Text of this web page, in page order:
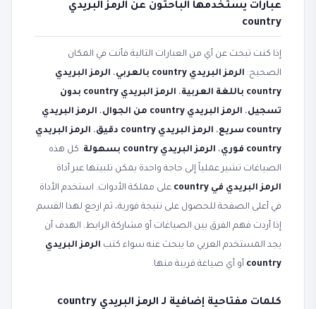
عبارات يستخدمها الباحثون عن الرمز البريدي
country
إذا كنت تبحث عن أي من العبارات التالية فأنت في المكان
الصحيح: الرمز البريدي country بالعربي ، الرمز البريدي
country باللغة العربية
،
الرمز البريدي country بدون
تسجيل، الرمز البريدي country من الجوال ، الرمز البريدي
country سريع
، الرمز البريدي country دقيق ، الرمز البريدي
country فوري
، الرمز البريدي country بسهولة
. كل هذه
الصياغات تشير عملياً إلى حاجة واحدة يمكن تلبيتها عبر أداة
الرمز البريدي في country
على مملكة الأدوات. استخدم الأداة
في أعلى الصفحة للحصول على نتيجة فورية، ثم ارجع لهذا القسم
إذا أردت فهم الفرق بين الصياغات أو مشاركة الرابط. الهدف أن
يجد المستخدم العربي ما يبحث عنه سواء كتب الرمز البريدي
country أو أي صياغة قريبة منها.
كلمات مفتاحية إضافية لـ الرمز البريدي country